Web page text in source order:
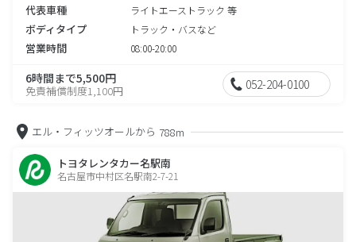
代表車種 ライトエーストラック 等
ボディタイプ トラック・バスなど
営業時間 08:00-20:00
6時間まで5,500円
免責補償制度1,100円 052-204-0100
エル・フィッツオールから 788m
トヨタレンタカー名駅南
名古屋市中村区名駅南2-7-21